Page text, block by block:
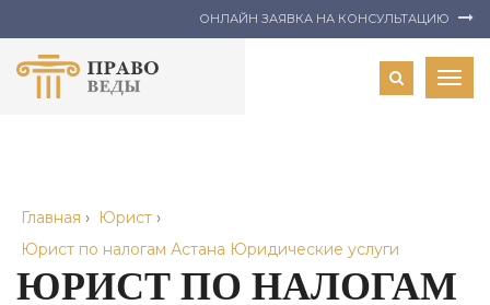
ОНЛАЙН ЗАЯВКА НА КОНСУЛЬТАЦИЮ
Главная › Юрист ›
Юрист по налогам Астана Юридические услуги
ЮРИСТ ПО НАЛОГАМ